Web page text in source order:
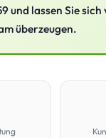
und lassen Sie
überzeugen.